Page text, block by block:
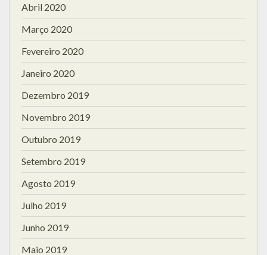
Abril 2020
Março 2020
Fevereiro 2020
Janeiro 2020
Dezembro 2019
Novembro 2019
Outubro 2019
Setembro 2019
Agosto 2019
Julho 2019
Junho 2019
Maio 2019